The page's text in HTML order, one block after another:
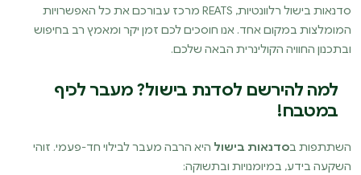
סדנאות בישול רלוונטיות, REATS מרכז עבורכם את כל האפשרויות
המומלצות במקום אחד. אנו חוסכים לכם זמן יקר ומאמץ רב בחיפוש
ובתכנון החוויה הקולינרית הבאה שלכם.
למה להירשם לסדנת בישול? מעבר לכיף
במטבח!
השתתפות בסדנאות בישול היא הרבה מעבר לבילוי חד-פעמי. זוהי
השקעה בידע, במיומנויות ובתשוקה: